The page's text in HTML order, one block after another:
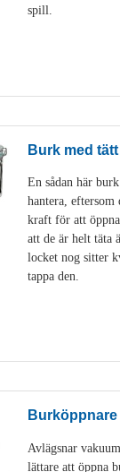
spill.
Burk med
En sådan här
hantera, eftersom
kraft för att
att de är helt täta
locket nog sitter
tappa den.
Burköppnare
Avlägsnar
lättare att öppna